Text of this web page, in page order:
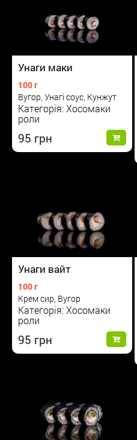
Унаги маки
100 г
Вугор, Унагі соус, Кунжут
Категорія: Хосомаки
роли
95
Унаги вайт
100 г
Крем сир, Вугор
Категорія: Хосомаки
роли
95